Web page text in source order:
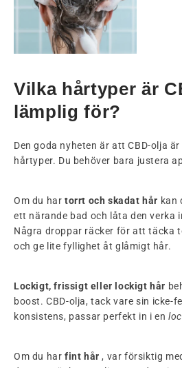
Vilka hårtyper är
lämplig för?
Den goda nyheten är att CBD-olja
hårtyper. Du behöver bara justera
Om du har torrt och skadat hår kan
ett närande bad och låta den verka
Några droppar räcker för att täcka
och ge lite fyllighet åt glåmigt hår.
Lockigt, frissigt eller lockigt hår
boost. CBD-olja, tack vare sin icke-
konsistens, passar perfekt in i en
Om du har fint hår , var försiktig